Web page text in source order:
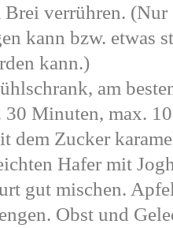
verrühren. (Nur
kann bzw. etwas
kann.)
am
Minuten, max.
dem Zucker
Hafer mit
gut mischen.
Obst und